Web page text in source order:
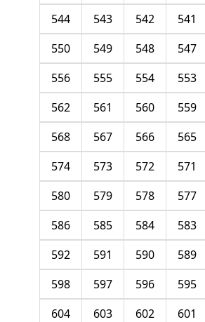
541
542
543
544
547
548
549
550
553
554
555
556
559
560
561
562
565
566
567
568
571
572
573
574
577
578
579
580
583
584
585
586
589
590
591
592
595
596
597
598
601
602
603
604